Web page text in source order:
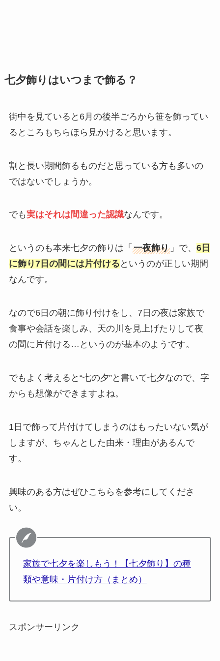
七夕飾りはいつまで飾る？
街中を見ていると6月の後半ごろから笹を飾ってい
るところもちらほら見かけると思います。
割と長い期間飾るものだと思っている方も多いの
ではないでしょうか。
でも実はそれは間違った認識なんです。
というのも本来七夕の飾りは「 一夜飾り」で、 6日
に飾り7日の間には片付ける というのが正しい期間
なんです。
なので6日の朝に飾り付けをし、7日の夜は家族で
食事や会話を楽しみ、天の川を見上げたりして夜
の間に片付ける…というのが基本のようです。
でもよく考えると“七の夕”と書いて七夕なので、字
からも想像ができますよね。
1日で飾って片付けてしまうのはもったいない気が
しますが、ちゃんとした由来・理由があるんで
す。
興味のある方はぜひこちらを参考にしてくださ
い。
家族で七夕を楽しもう！【七夕飾り】の種
類や意味・片付け方（まとめ）
スポンサーリンク